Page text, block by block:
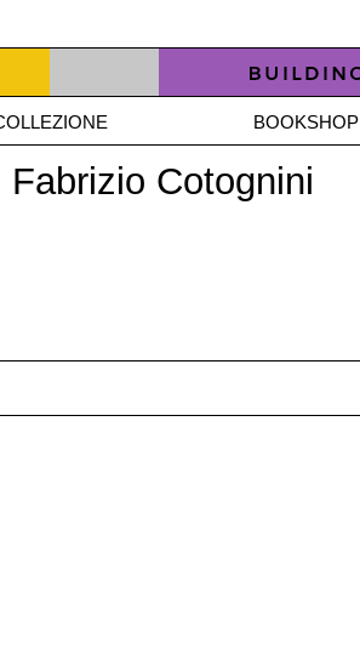
BOOKSHOP
Cotognini